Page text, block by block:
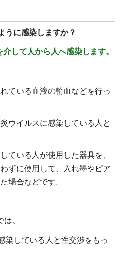
うに感染しますか？
して人から人へ感染します。
ている血液の輸血などを行っ
ウイルスに感染している人と
ている人が使用した器具を、
ずに使用して、入れ墨やピア
場合などです。
、
染している人と性交渉をもっ